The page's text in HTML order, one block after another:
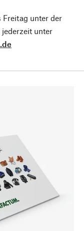
Freitag unter der
unter